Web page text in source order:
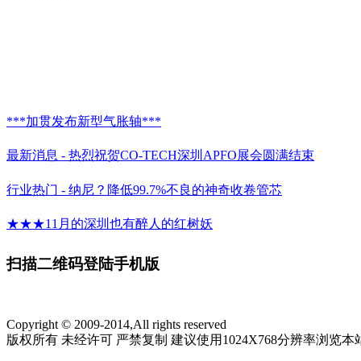
***加贯发布新型气胀轴***
最新消息 - 热烈祝贺CO-TECH深圳APFO展会圆满结束
行业热门 - 纳尼？降低99.7%不良的神奇收卷管芯
★★★11月的深圳也有醉人的红树妖
CO-TECH诚邀您参加2016上海国际高功能薄膜展览会
扫描二维码登陆手机版
Copyright © 2009-2014,All rights reserved
版权所有 未经许可 严禁复制 建议使用1024X768分辨率浏览本